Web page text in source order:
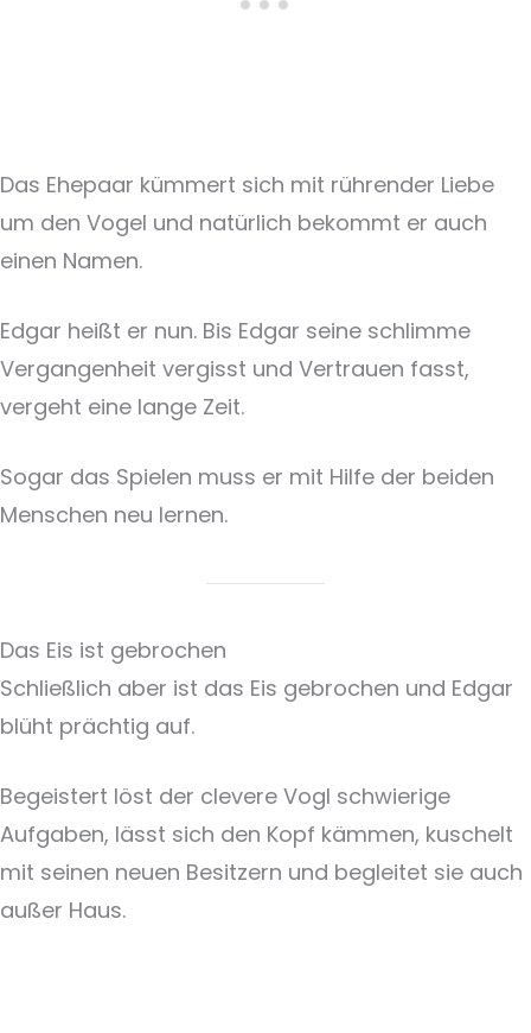
Das Ehepaar kümmert sich mit rührender Liebe
um den Vogel und natürlich bekommt er auch
einen Namen.
Edgar heißt er nun. Bis Edgar seine schlimme
Vergangenheit vergisst und Vertrauen fasst,
vergeht eine lange Zeit.
Sogar das Spielen muss er mit Hilfe der beiden
Menschen neu lernen.
Das Eis ist gebrochen
Schließlich aber ist das Eis gebrochen und Edgar
blüht prächtig auf.
Begeistert löst der clevere Vogl schwierige
Aufgaben, lässt sich den Kopf kämmen, kuschelt
mit seinen neuen Besitzern und begleitet sie auch
außer Haus.